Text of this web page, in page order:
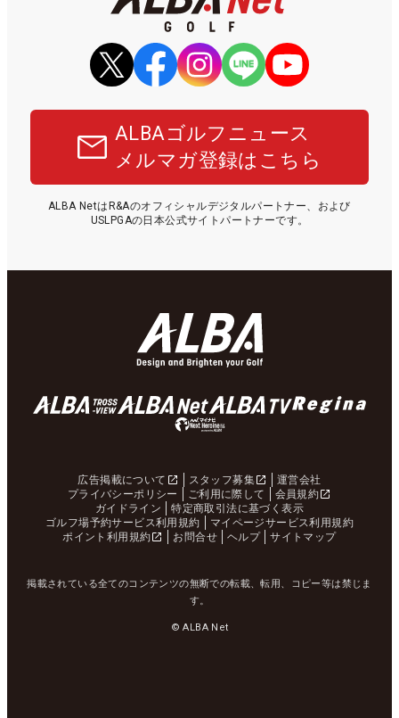
ALBAゴルフニュース
メルマガ登録はこちら
ALBA NetはR&Aのオフィシャルデジタルパートナー、および
USLPGAの日本公式サイトパートナーです。
広告掲載について スタッフ募集
運営会社
プライバシーポリシー
ご利用に際して
会員規約
ガイドライン
特定商取引法に基づく表示
ゴルフ場予約サービス利用規約
マイページサービス利用規約
ポイント利用規約
お問合せ ヘルプ サイトマップ
掲載されている全てのコンテンツの無断での転載、転用、コピー等は禁じま
す。
© ALBA Net